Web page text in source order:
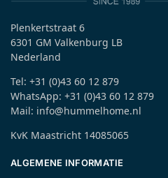
Plenkertstraat 6
6301 GM Valkenburg LB
Nederland
Tel: +31 (0)43 60 12 879
WhatsApp: +31 (0)43 60 12 879
Mail: info@hummelhome.nl
KvK Maastricht 14085065
ALGEMENE INFORMATIE